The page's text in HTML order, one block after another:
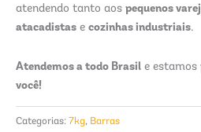
atendendo tanto aos pequenos
atacadistas e cozinhas industriais.
Atendemos a todo Brasil e estamos
você!
Categorias: 7kg, Barras